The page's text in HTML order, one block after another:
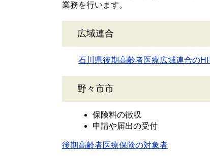
業務を行います。
広域連合
石川県後期高齢者医療広域連合の
野々市市
保険料の徴収
申請や届出の受付
後期高齢者医療保険の対象者